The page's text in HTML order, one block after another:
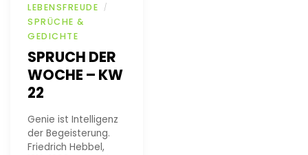
LEBENSFREUDE /
SPRÜCHE &
GEDICHTE
SPRUCH DER
WOCHE – KW
22
Genie ist Intelligenz
der Begeisterung.
Friedrich Hebbel,